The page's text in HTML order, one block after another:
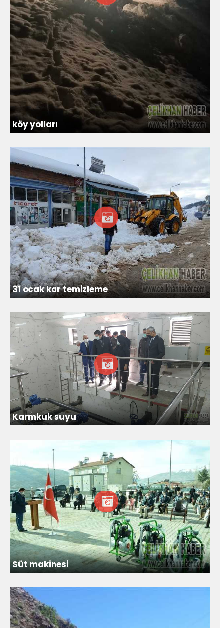
köy yolları
31 ocak kar temizleme
Karmkuk suyu
Süt makinesi